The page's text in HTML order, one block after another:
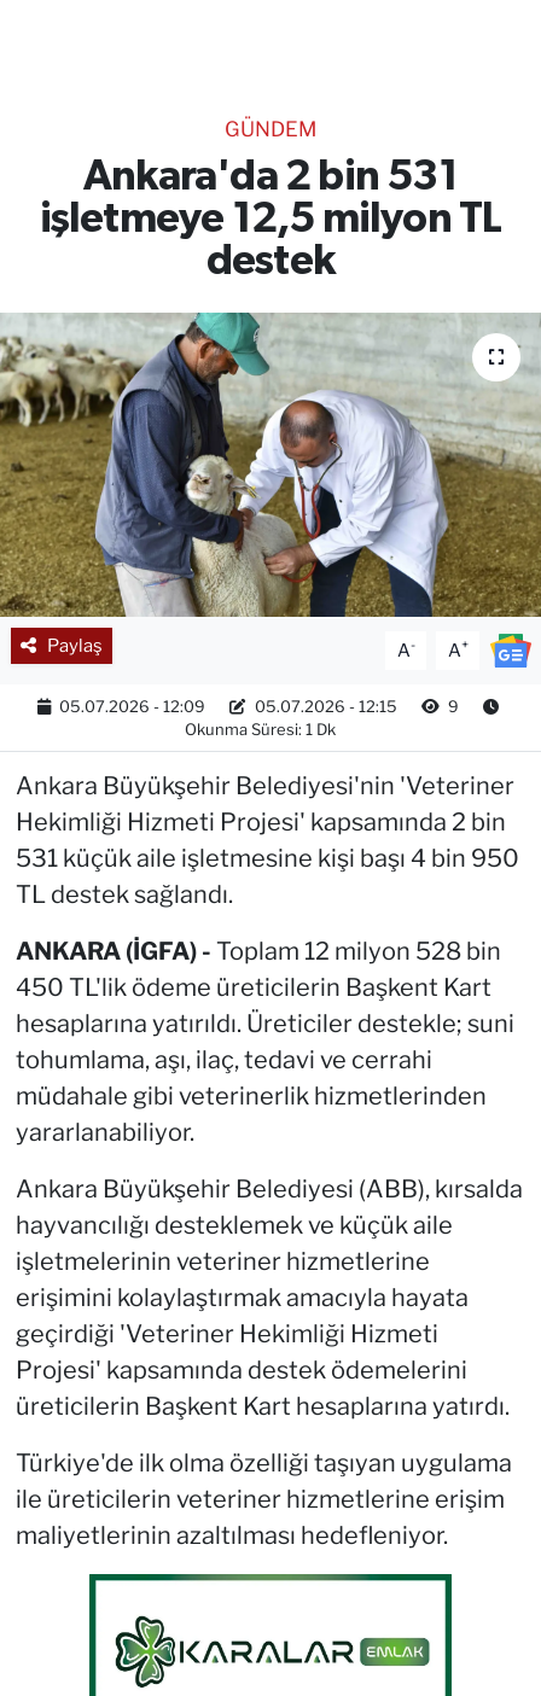
GÜNDEM
Ankara'da 2 bin 531
işletmeye 12,5 milyon TL
destek
Paylaş A- A+
05.07.2026 - 12:09 05.07.2026 - 12:15
9
Okunma Süresi: 1 Dk
Ankara Büyükşehir Belediyesi'nin 'Veteriner
Hekimliği Hizmeti Projesi' kapsamında 2 bin
531 küçük aile işletmesine kişi başı 4 bin 950
TL destek sağlandı.
ANKARA (İGFA) - Toplam 12 milyon 528 bin
450 TL'lik ödeme üreticilerin Başkent Kart
hesaplarına yatırıldı. Üreticiler destekle; suni
tohumlama, aşı, ilaç, tedavi ve cerrahi
müdahale gibi veterinerlik hizmetlerinden
yararlanabiliyor.
Ankara Büyükşehir Belediyesi (ABB), kırsalda
hayvancılığı desteklemek ve küçük aile
işletmelerinin veteriner hizmetlerine
erişimini kolaylaştırmak amacıyla hayata
geçirdiği 'Veteriner Hekimliği Hizmeti
Projesi' kapsamında destek ödemelerini
üreticilerin Başkent Kart hesaplarına yatırdı.
Türkiye'de ilk olma özelliği taşıyan uygulama
ile üreticilerin veteriner hizmetlerine erişim
maliyetlerinin azaltılması hedefleniyor.
RESMİ İLANLAR
Gencsesfm Canlı Dinle